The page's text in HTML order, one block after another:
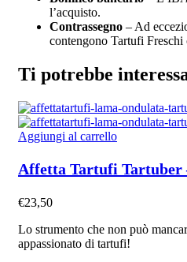
l’acquisto.
Contrassegno – Ad
contengono Tartufi
Ti potrebbe
Aggiungi al carrello
Affetta Tartufi Tartuber
€23,50
Lo strumento che non può
appassionato di tartufi!